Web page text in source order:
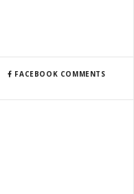
FACEBOOK COMMENTS